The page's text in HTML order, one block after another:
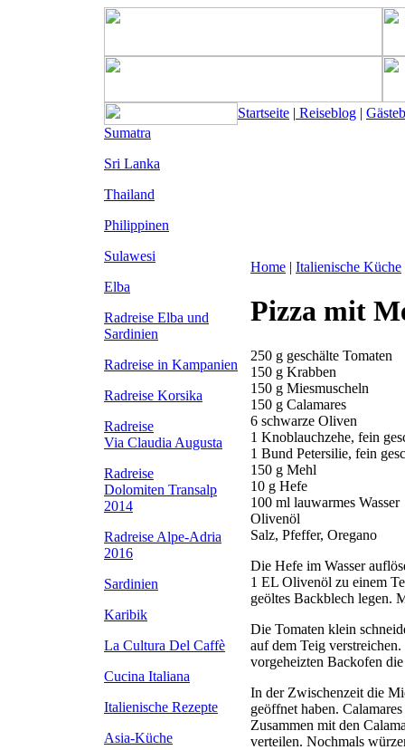
Startseite | Reiseblog |
Sumatra
Sri Lanka
Thailand
Philippinen
Sulawesi
Elba
Radreise Elba und
Sardinien
Radreise in Kampanien
Radreise Korsika
Radreise
Via Claudia Augusta
Radreise
Dolomiten Transalp
2014
Radreise Alpe-Adria
2016
Sardinien
Karibik
La Cultura Del Caffè
Cucina Italiana
Italienische Rezepte
Asia-Küche
Home | Italienische Küche
Pizza mit
250 g geschälte Tomaten
150 g Krabben
150 g Miesmuscheln
150 g Calamares
6 schwarze Oliven
1 Knoblauchzehe, fein
1 Bund Petersilie, fein
150 g Mehl
10 g Hefe
100 ml lauwarmes Wasser
Olivenöl
Salz, Pfeffer, Oregano
Die Hefe im Wasser
1 EL Olivenöl zu einem
geöltes Backblech legen.
Die Tomaten klein
auf dem Teig
vorgeheizten Backofen
In der Zwischenzeit die
geöffnet haben.
Zusammen mit den
verteilen. Nochmals